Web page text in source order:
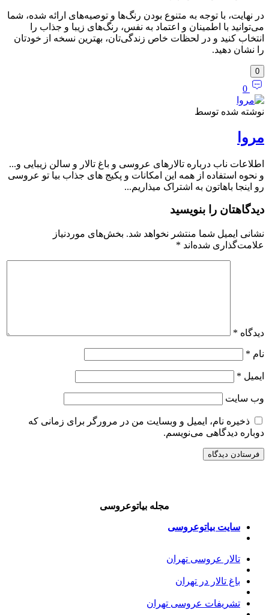
در نهایت، با توجه به متنوع بودن رنگ‌ها و توصیه‌های ارائه شده، شما
می‌توانید با اطمینان و اعتماد به نفس، رنگ‌های زیبا و جذاب را
انتخاب کنید و در لحظات خاص زندگی‌تان، بهترین نسخه از خودتان
را نشان دهید.
0
0
نوشته شده توسط
مروا
اطلاعات ناب درباره تالارهای عروسی و باغ تالار و سالن زیبایی و...
و نحوه استفاده از همه این امکانات و پکیج های جذاب بیا تو عروسی
رو اینجا باهاتون به اشتراک میذاریم...
دیدگاهتان را بنویسید
نشانی ایمیل شما منتشر نخواهد شد. بخش‌های موردنیاز
علامت‌گذاری شده‌اند *
دیدگاه *
نام *
ایمیل *
وب‌ سایت
ذخیره نام، ایمیل و وبسایت من در مرورگر برای زمانی که
دوباره دیدگاهی می‌نویسم.
مجله بیاتوعروسی
سایت بیاتوعروسی
تالار عروسی تهران
باغ تالار در تهران
تشریفات عروسی تهران